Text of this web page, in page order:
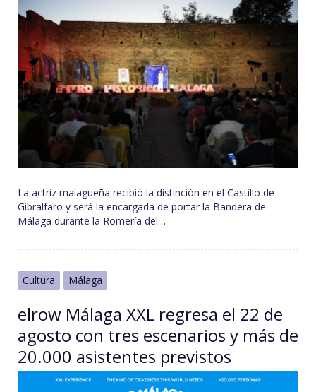
La actriz malagueña recibió la distinción en el Castillo de
Gibralfaro y será la encargada de portar la Bandera de
Málaga durante la Romería del…
Cultura Málaga
elrow Málaga XXL regresa el 22 de
agosto con tres escenarios y más de
20.000 asistentes previstos